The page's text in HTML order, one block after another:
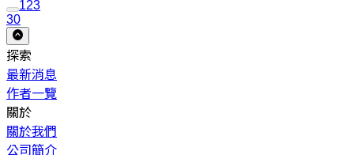
123
30
探索
最新消息
作者一覽
關於
關於我們
公司簡介